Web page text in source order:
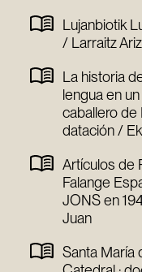
Lujanbiotik
/ Larraitz
La historia
lengua en
caballero de
datación /
Artículos de
Falange
JONS en
Juan
Santa María